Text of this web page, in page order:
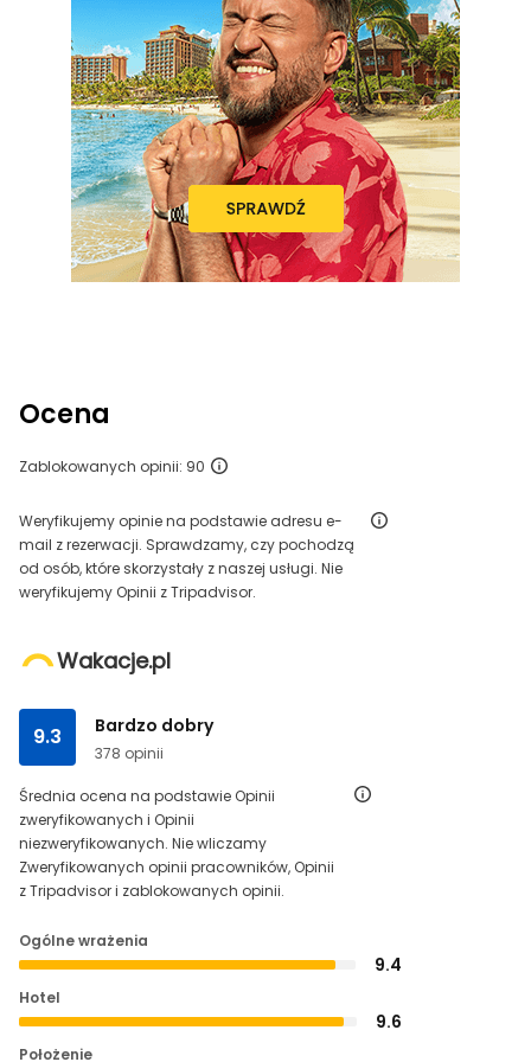
Ocena
Zablokowanych opinii: 90
Weryfikujemy opinie na podstawie adresu e-
mail z rezerwacji. Sprawdzamy, czy pochodzą
od osób, które skorzystały z naszej usługi. Nie
weryfikujemy Opinii z Tripadvisor.
Wakacje.pl
9.3 Bardzo dobry
378 opinii
Średnia ocena na podstawie Opinii
zweryfikowanych i Opinii
niezweryfikowanych. Nie wliczamy
Zweryfikowanych opinii pracowników, Opinii
z Tripadvisor i zablokowanych opinii.
Ogólne wrażenia
9.4
Hotel
9.6
Położenie